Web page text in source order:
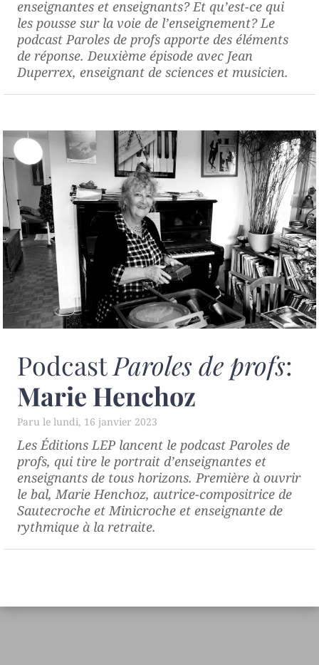
enseignantes et enseignants? Et qu’est-ce qui
les pousse sur la voie de l’enseignement? Le
podcastParoles de profs apporte des éléments
de réponse. Deuxième épisode avec Jean
Duperrex, enseignant de sciences et musicien.
Podcast Paroles de profs:
Marie Henchoz
lundi, 16 janvier 2023
Les Éditions LEP lancent le podcast Paroles de
profs, qui tire le portrait d’enseignantes et
enseignants de tous horizons. Première à ouvrir
le bal, Marie Henchoz, autrice-compositrice de
Sautecroche et Minicroche et enseignante de
rythmique à la retraite.